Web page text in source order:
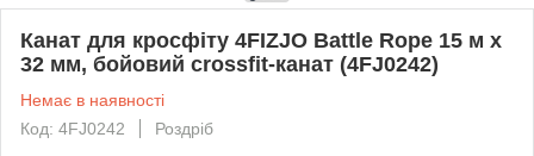
Канат для кросфіту 4FIZJO Battle Rope 15 м х
32 мм, бойовий crossfit-канат (4FJ0242)
Немає в наявності
Код: 4FJ0242
Роздріб